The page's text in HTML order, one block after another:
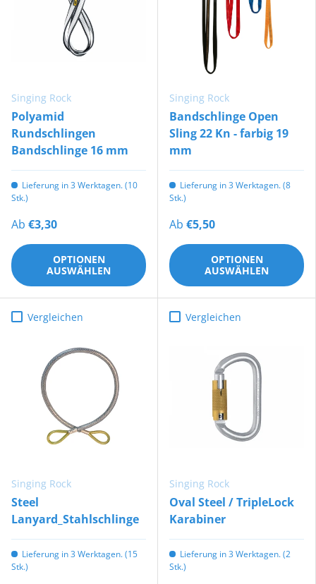
Singing Rock
Polyamid
Rundschlingen
Bandschlinge 16 mm
Lieferung in 3 Werktagen. (10
Stk.)
Ab €3,30
OPTIONEN
AUSWÄHLEN
Singing Rock
Bandschlinge Open
Sling 22 Kn - farbig 19
mm
Lieferung in 3 Werktagen. (8
Stk.)
Ab €5,50
OPTIONEN
AUSWÄHLEN
Vergleichen
Singing Rock
Steel
Lanyard_Stahlschlinge
Lieferung in 3 Werktagen. (15
Stk.)
Vergleichen
Singing Rock
Oval Steel / TripleLock
Karabiner
Lieferung in 3 Werktagen. (2
Stk.)